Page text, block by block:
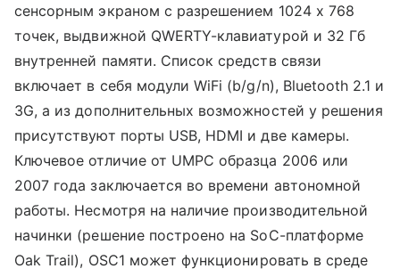
сенсорным экраном с разрешением 1024 x 768
точек, выдвижной QWERTY-клавиатурой и 32 Гб
внутренней памяти. Список средств связи
включает в себя модули WiFi (b/g/n), Bluetooth 2.1 и
3G, а из дополнительных возможностей у решения
присутствуют порты USB, HDMI и две камеры.
Ключевое отличие от UMPC образца 2006 или
2007 года заключается во времени автономной
работы. Несмотря на наличие производительной
начинки (решение построено на SoC-платформе
Oak Trail), OSC1 может функционировать в среде